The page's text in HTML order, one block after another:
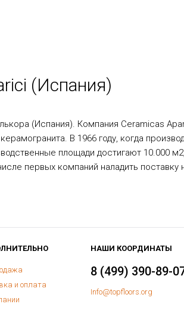
(Испания)
(Испания). Компания Ceramicas
В 1966 году, когда
площади достигают 10.000
первых компаний наладить поставку
и оплата
НАШИ КООРДИНАТЫ
8 (499) 390-89-
Info@topfloors.org